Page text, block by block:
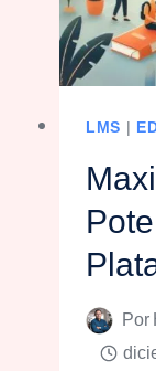
LMS |
Por